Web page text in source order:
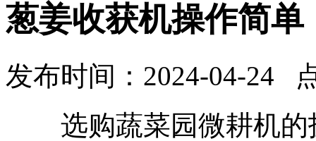
葱姜收获机操作简单
发布时间：2024-04-24
选购蔬菜园微耕机的